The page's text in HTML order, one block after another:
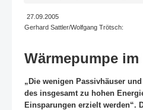
Videos
27.09.2005
Gerhard Sattler/Wolfgang Trötsch:
Wärmepumpe
„Die wenigen Passivhäuser
des insgesamt zu hohen
Einsparungen erzielt werden“.